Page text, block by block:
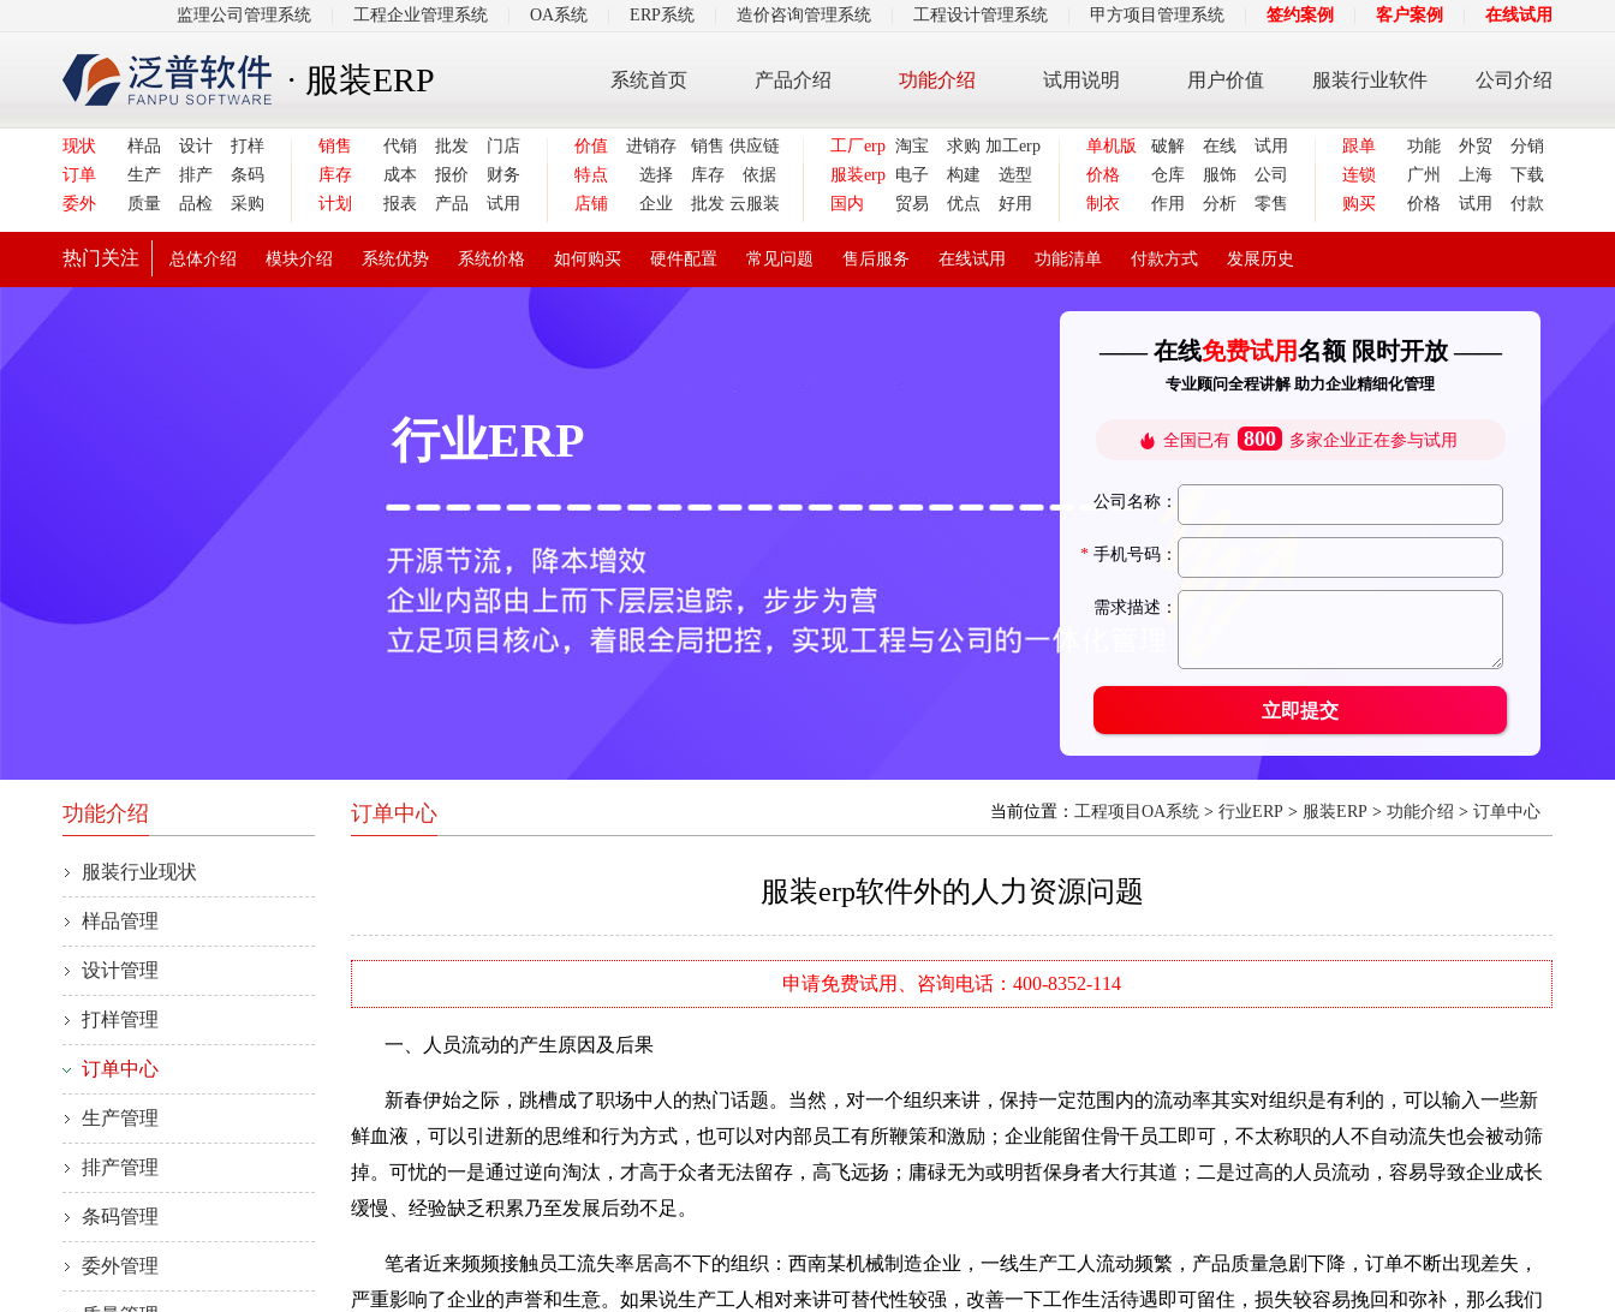
监理公司管理系统 工程企业管理系统 OA系统 ERP系统 造价咨询管理系统 工程设计管理系统 甲方项目管理系统 签约案例 客户案例 在线试用
· 服装ERP 系统首页 产品介绍 功能介绍 试用说明 用户价值 服装行业软件 公司介绍
现状 样品 设计
打样
订单
生产 排产
条码
委外
质量 品检 采购
销售 代销 批发
门店
库存
成本 报价
财务
计划
报表 产品 试用
价值 进销存 销售 供应链
特点
选择 库存
依据
店铺
企业 批发 云服装
工厂erp 淘宝 求购 加工erp
服装erp 电子 构建
选型
国内
贸易 优点 好用
单机版 破解 在线
试用
价格
仓库 服饰
公司
制衣
作用 分析 零售
跟单 功能 外贸
分销
连锁
广州 上海
下载
购买
价格 试用 付款
热门关注 总体介绍 模块介绍 系统优势 系统价格 如何购买 硬件配置 常见问题 售后服务 在线试用 功能清单 付款方式 发展历史
行业ERP
订单中心 当前位置： 工程项目OA系统 > 行业ERP > 服装ERP > 功能介绍 > 订单中心
服装erp软件外的人力资源问题
申请免费试用、咨询电话：400-8352-114
一、人员流动的产生原因及后果
新春伊始之际，跳槽成了职场中人的热门话题。当然，对一个组织来讲，保持一定范围内的流动率其实对组织是有利的，可以输入一些新
鲜血液，可以引进新的思维和行为方式，也可以对内部员工有所鞭策和激励；企业能留住骨干员工即可，不太称职的人不自动流失也会被动筛
掉。可忧的一是通过逆向淘汰，才高于众者无法留存，高飞远扬；庸碌无为或明哲保身者大行其道；二是过高的人员流动，容易导致企业成长
缓慢、经验缺乏积累乃至发展后劲不足。
笔者近来频频接触员工流失率居高不下的组织：西南某机械制造企业，一线生产工人流动频繁，产品质量急剧下降，订单不断出现差失，
严重影响了企业的声誉和生意。如果说生产工人相对来讲可替代性较强，改善一下工作生活待遇即可留住，损失较容易挽回和弥补，那么我们
功能介绍
服装行业现状
样品管理
设计管理
打样管理
订单中心
生产管理
排产管理
条码管理
委外管理